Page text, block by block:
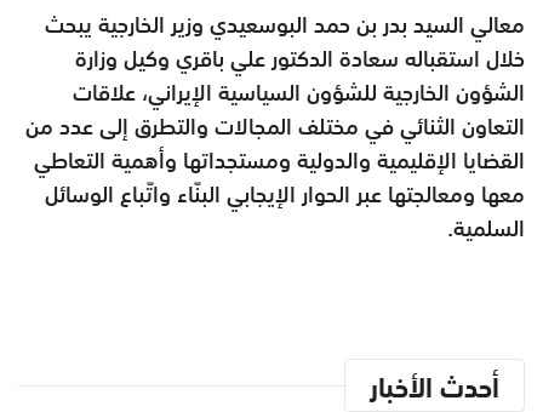
معالي السيد بدر بن حمد البوسعيدي وزير الخارجية يبحث
خلال استقباله سعادة الدكتور علي باقري وكيل وزارة
الشؤون الخارجية للشؤون السياسية الإيراني، علاقات
التعاون الثنائي في مختلف المجالات والتطرق إلى عدد من
القضايا الإقليمية والدولية ومستجداتها وأهمية التعاطي
معها ومعالجتها عبر الحوار الإيجابي البنّاء واتّباع الوسائل
السلمية.
أحدث الأخبار